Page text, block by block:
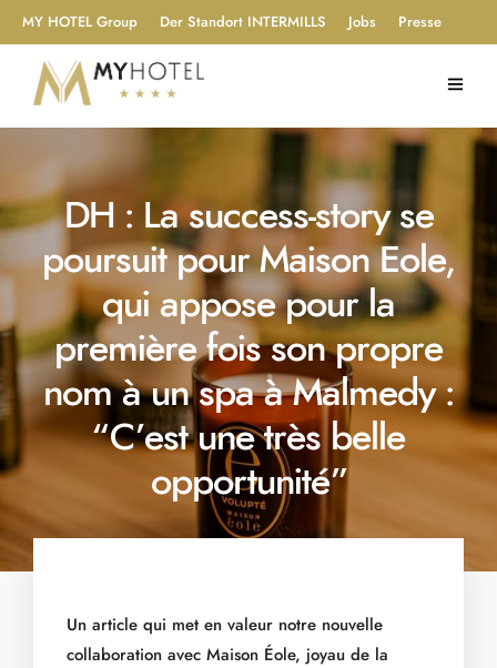
MY HOTEL Group Der Standort INTERMILLS Jobs Presse
DH : La success-story se
poursuit pour Maison Eole,
qui appose pour la
première fois son propre
nom à un spa à Malmedy :
“C’est une très belle
opportunité”
Un article qui met en valeur notre nouvelle
collaboration avec Maison Éole, joyau de la